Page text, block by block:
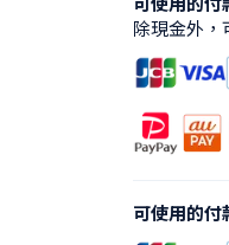
除現金外，
可使用的付